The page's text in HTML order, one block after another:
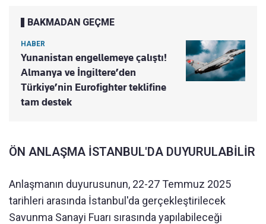
BAKMADAN GEÇME
HABER
Yunanistan engellemeye çalıştı!
Almanya ve İngiltere’den
Türkiye’nin Eurofighter teklifine
tam destek
ÖN ANLAŞMA İSTANBUL'DA DUYURULABİLİR
Anlaşmanın duyurusunun, 22-27 Temmuz 2025
tarihleri arasında İstanbul'da gerçekleştirilecek
Savunma Sanayi Fuarı sırasında yapılabileceği